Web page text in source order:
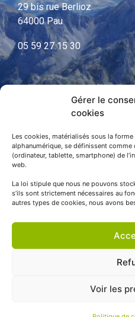
Gérer le
cookies
Les cookies, matérialisés sous la
alphanumérique, se définissent
(ordinateur, tablette, smartphone) de
web.
La loi stipule que nous ne pouvons
s’ils sont strictement nécessaires au
autres types de cookies, nous avons
Voir les
29 bis rue Berlioz
64000 Pau
05 59 27 15 30
Parc national des
© APNP Copyright Tous
réalisation Happiness -